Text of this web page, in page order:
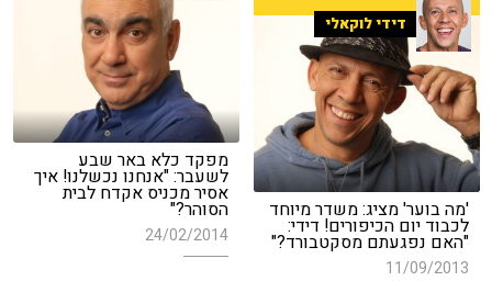
מפקד כלא באר שבע
לשעבר: "אנחנו נכשלנו! איך
אסיר מכניס אקדח לבית
הסוהר?"
24/02/2014
דידי לוקאלי
'מה בוער' מציג: משדר מיוחד
לכבוד יום הכיפורים! דידי:
"האם נפגעתם מסקטבורד?"
11/09/2013